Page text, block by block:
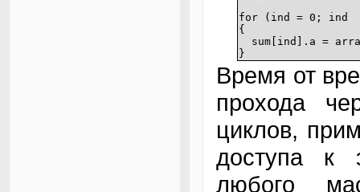
for (ind = 0; ind
{
sum[ind].a =
}
Время от
прохода
циклов,
доступа к
любого